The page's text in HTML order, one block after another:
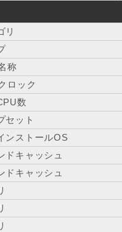
リ
称
ロック
数
セット
ンストールOS
ドキャッシュ
ドキャッシュ